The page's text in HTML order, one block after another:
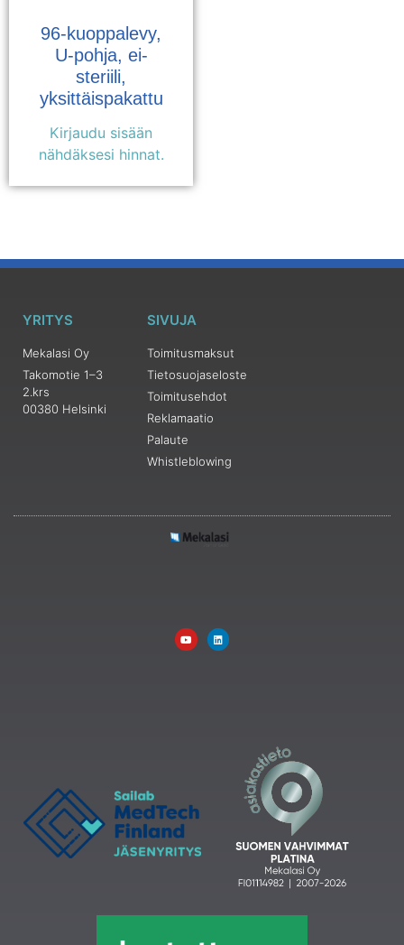
96-kuoppalevy,
U-pohja, ei-
steriili,
yksittäispakattu
Kirjaudu sisään
nähdäksesi hinnat.
YRITYS
Mekalasi Oy
Takomotie 1–3
2.krs
00380 Helsinki
SIVUJA
Toimitusmaksut
Tietosuojaseloste
Toimitusehdot
Reklamaatio
Palaute
Whistleblowing